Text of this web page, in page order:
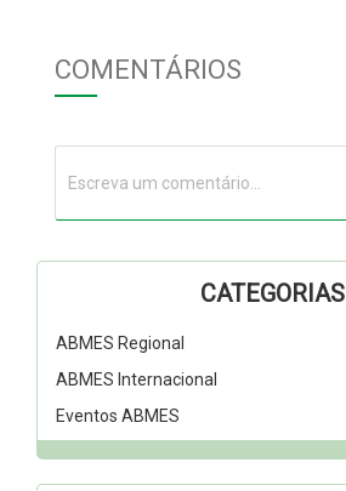
COMENTÁRIOS
CATEGORIAS
ABMES Regional
ABMES Internacional
Eventos ABMES